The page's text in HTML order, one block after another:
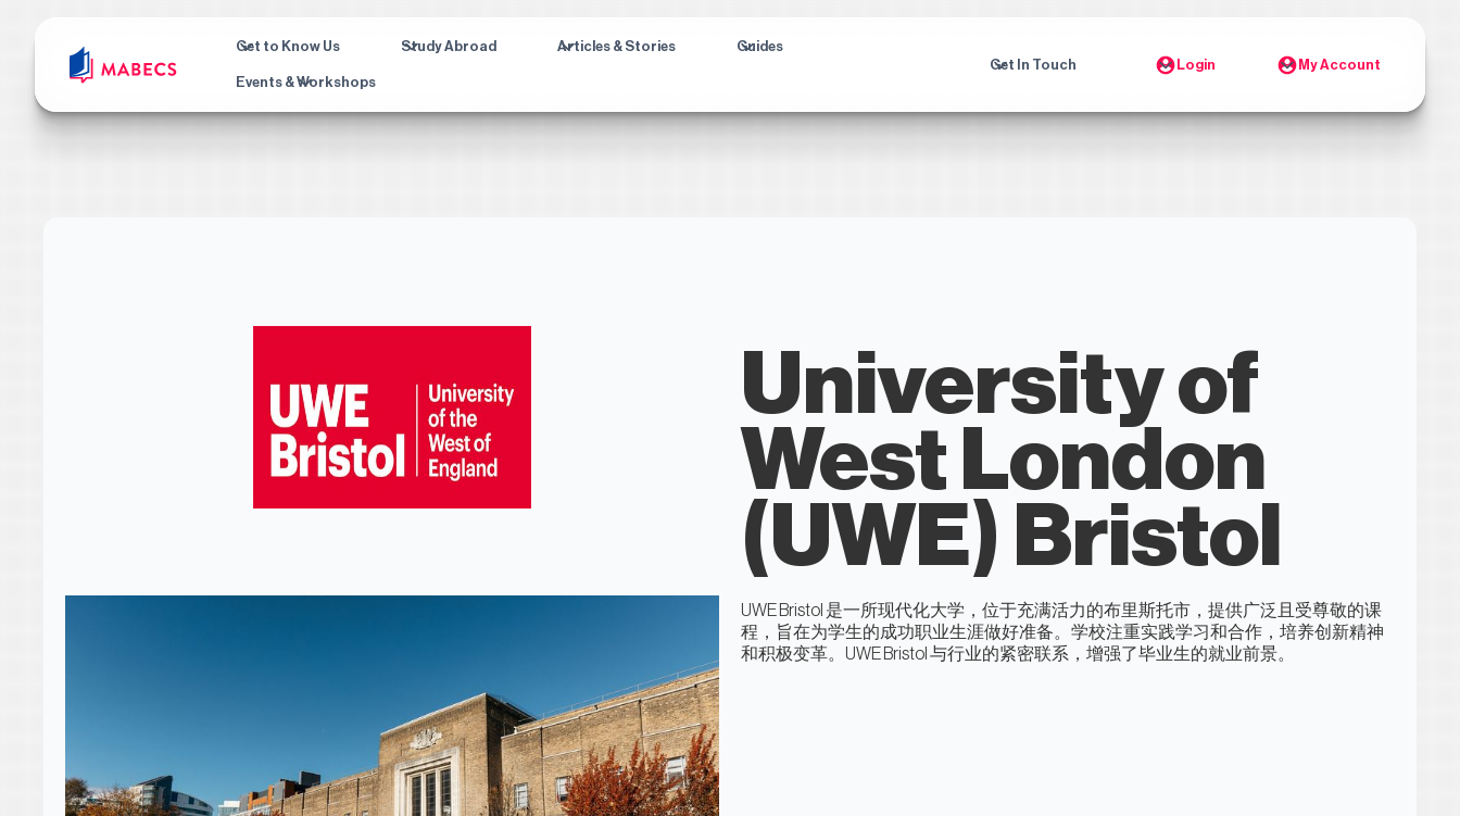
Get to Know Us Study Abroad Articles & Stories Guides
Events & Workshops
Get In Touch Login My Account
University of
West London
(UWE) Bristol
UWE Bristol 是一所现代化大学，位于充满活力的布里斯托市，提供广泛且受尊敬的课
程，旨在为学生的成功职业生涯做好准备。学校注重实践学习和合作，培养创新精神
和积极变革。UWE Bristol 与行业的紧密联系，增强了毕业生的就业前景。